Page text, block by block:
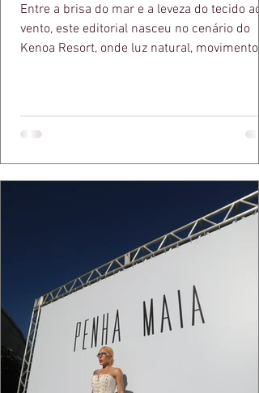
Entre a brisa do mar e a leveza do tecido ao
vento, este editorial nasceu no cenário do
Kenoa Resort, onde luz natural, movimento e
algo de intemporal em vestir o vento e
que ele conduza a cena. Cada dobra do
cada reflexo dourado da luz sobre a pe